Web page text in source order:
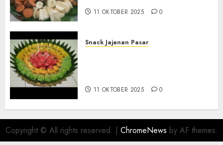
11 OKTOBER 2025 0
Snack Jajanan Pasar
11 OKTOBER 2025 0
Copyright © All rights reserved. | ChromeNews by AF themes.